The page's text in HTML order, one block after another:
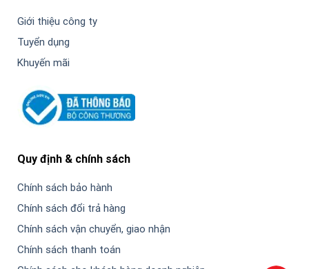
Giới thiệu công ty
Tuyển dụng
Khuyến mãi
Quy định & chính sách
Chính sách bảo hành
Chính sách đổi trả hàng
Chính sách vận chuyển, giao nhận
Chính sách thanh toán